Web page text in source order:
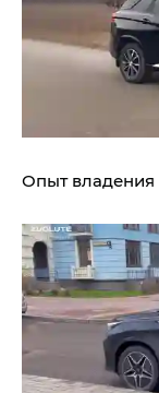
Опыт владения